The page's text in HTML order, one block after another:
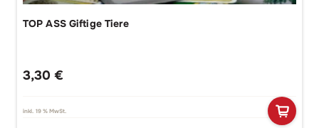
TOP ASS Giftige Tiere
3,30 €
inkl. 19 % MwSt.